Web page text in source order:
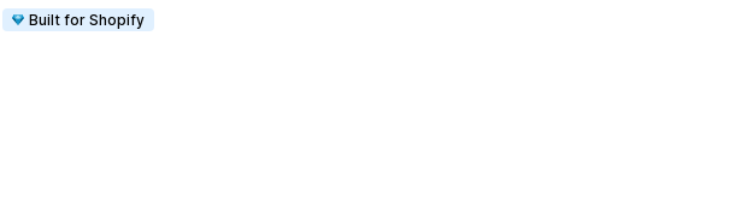
Built for Shopify